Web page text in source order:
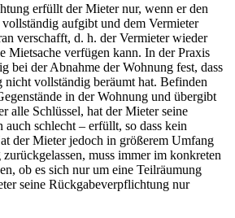
erfüllt der Mieter nur, wenn er den
aufgibt und dem Vermieter
verschafft, d. h. der Vermieter wieder
Mietsache verfügen kann. In der Praxis
bei der Abnahme der Wohnung fest, dass
nicht vollständig beräumt hat. Befinden
in der Wohnung und übergibt
alle Schlüssel, hat der Mieter seine
schlecht – erfüllt, so dass kein
der Mieter jedoch in größerem Umfang
muss immer im konkreten
ob es sich nur um eine Teilräumung
seine Rückgabeverpflichtung nur